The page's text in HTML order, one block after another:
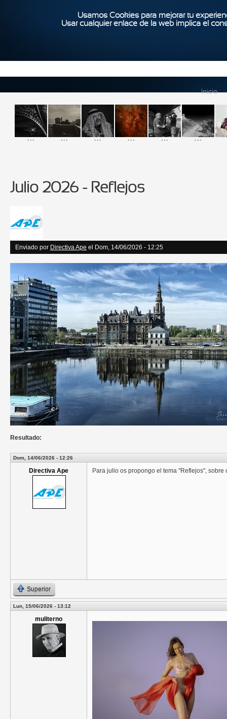
Usamos Cookies para mejorar tu
Usar cualquier enlace de la web implica el
Inicio
... ... ... ... ... ...
Julio 2026 - Reflejos
Enviado por Directiva Ape el Dom, 14/06/2026 - 12:25
Resultado:
Dom, 14/06/2026 - 12:26
Directiva Ape Para julio os propongo el tema "Reflejos",
Superior
Lun, 15/06/2026 - 13:12
muliterno